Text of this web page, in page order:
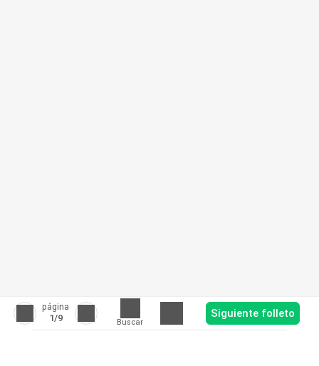
página
1/9 Buscar
Siguiente folleto